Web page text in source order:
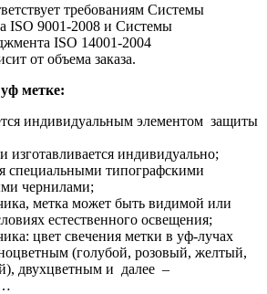
требованиям Системы
ISO 9001-2008 и Системы
ISO 14001-2004
от объема заказа.
метке:
индивидуальным элементом защиты
изготавливается индивидуально;
специальными типографскими
чернилами;
метка может быть видимой или
естественного освещения;
цвет свечения метки в уф-лучах
(голубой, розовый, желтый,
двухцветным и далее –